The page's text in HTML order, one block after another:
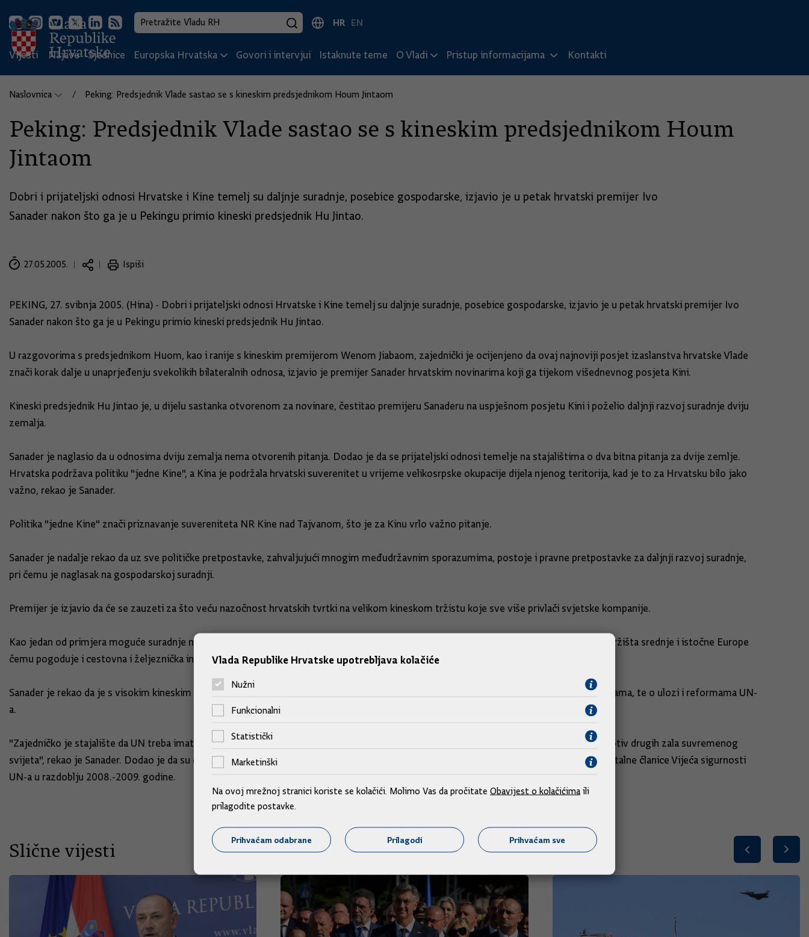
HR EN
Vijesti Najave Sjednice Europska Hrvatska Govori i intervjui Istaknute teme O Vladi Pristup informacijama Kontakti
Naslovnica Peking: Predsjednik Vlade sastao se s kineskim predsjednikom Houm Jintaom
Peking: Predsjednik Vlade sastao se s kineskim predsjednikom Houm
Jintaom
Dobri i prijateljski odnosi Hrvatske i Kine temelj su daljnje suradnje, posebice gospodarske, izjavio je u petak hrvatski premijer Ivo
Sanader nakon što ga je u Pekingu primio kineski predsjednik Hu Jintao.
27.05.2005. Ispiši
PEKING, 27. svibnja 2005. (Hina) - Dobri i prijateljski odnosi Hrvatske i Kine temelj su daljnje suradnje, posebice gospodarske, izjavio je u petak hrvatski premijer Ivo
Sanader nakon što ga je u Pekingu primio kineski predsjednik Hu Jintao.
U razgovorima s predsjednikom Huom, kao i ranije s kineskim premijerom Wenom Jiabaom, zajednički je ocijenjeno da ovaj najnoviji posjet izaslanstva hrvatske Vlade
znači korak dalje u unaprjeđenju svekolikih bilateralnih odnosa, izjavio je premijer Sanader hrvatskim novinarima koji ga tijekom višednevnog posjeta Kini.
Kineski predsjednik Hu Jintao je, u dijelu sastanka otvorenom za novinare, čestitao premijeru Sanaderu na uspješnom posjetu Kini i poželio daljnji razvoj suradnje dviju
zemalja.
Sanader je naglasio da u odnosima dviju zemalja nema otvorenih pitanja. Dodao je da se prijateljski odnosi temelje na stajalištima o dva bitna pitanja za dvije zemlje.
Hrvatska podržava politiku "jedne Kine", a Kina je podržala hrvatski suverenitet u vrijeme velikosrpske okupacije dijela njenog teritorija, kad je to za Hrvatsku bilo jako
važno, rekao je Sanader.
Politika "jedne Kine" znači priznavanje suvereniteta NR Kine nad Tajvanom, što je za Kinu vrlo važno pitanje.
Sanader je nadalje rekao da uz sve političke pretpostavke, zahvaljujući mnogim međudržavnim sporazumima, postoje i pravne pretpostavke za daljnji razvoj suradnje,
pri čemu je naglasak na gospodarskoj suradnji.
Premijer je izjavio da će se zauzeti za što veću nazočnost hrvatskih tvrtki na velikom kineskom tržistu koje sve više privlači svjetske kompanije.
Kao jedan od primjera moguće suradnje naveo je korištenje luka u Rijeci i Pločama koje bi mogle postati izlaz kineskim proizvodima na tržišta srednje i istočne Europe
čemu pogoduje i cestovna i željeznička infrastruktura u Hrvatskoj.
Sanader je rekao da je s visokim kineskim dužnosnicima razgovarao i o međunarodnim pitanjima, o suradnji u multilateralnim organizacijama, te o ulozi i reformama UN-
a.
"Zajedničko je stajalište da UN treba imati još jaču ulogu u rješavanju kriznih žarišta, kao i u borbi protiv terorizma, trgovine ljudima i protiv drugih zala suvremenog
svijeta", rekao je Sanader. Dodao je da su domaćini obećali da će razmotriti prijedlog da daju potporu kandidaturi Hrvatske za mjesto nestalne članice Vijeća sigurnosti
UN-a u razdoblju 2008.-2009. godine.
Slične vijesti
Vlada Republike Hrvatske upotrebljava kolačiće
Nužni
Funkcionalni
Statistički
Marketinški
Na ovoj mrežnoj stranici koriste se kolačići. Molimo Vas da pročitate Obavijest o kolačićima ili
prilagodite postavke.
Prihvaćam odabrane Prilagodi Prihvaćam sve